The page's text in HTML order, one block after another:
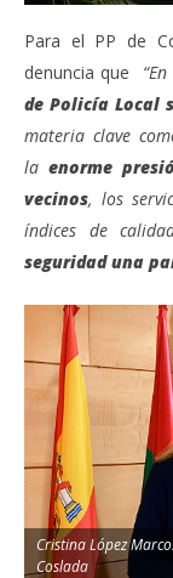
Para el PP de
denuncia que
de Policía Local
materia clave
la enorme
vecinos, los
índices de
seguridad una
Cristina López
Coslada